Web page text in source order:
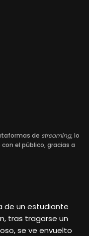
de streaming, lo
el público, gracias a
de un estudiante
tras tragarse un
se ve envuelto